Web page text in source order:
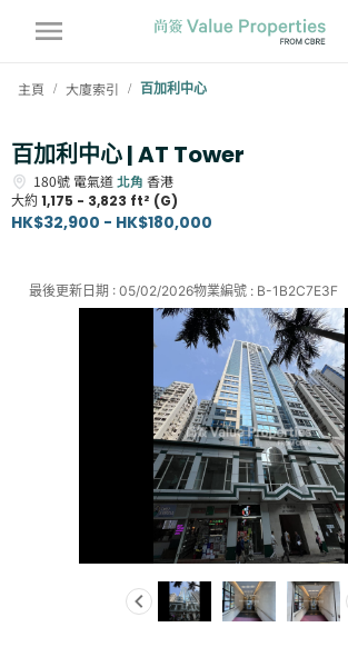
主頁 / 大廈索引 / 百加利中心
百加利中心 | AT Tower
180號 電氣道北角 香港
大約 1,175 - 3,823 ft² (G)
HK$32,900 - HK$180,000
物業編號 : B-1B2C7E3F
最後更新日期 : 05/02/2026